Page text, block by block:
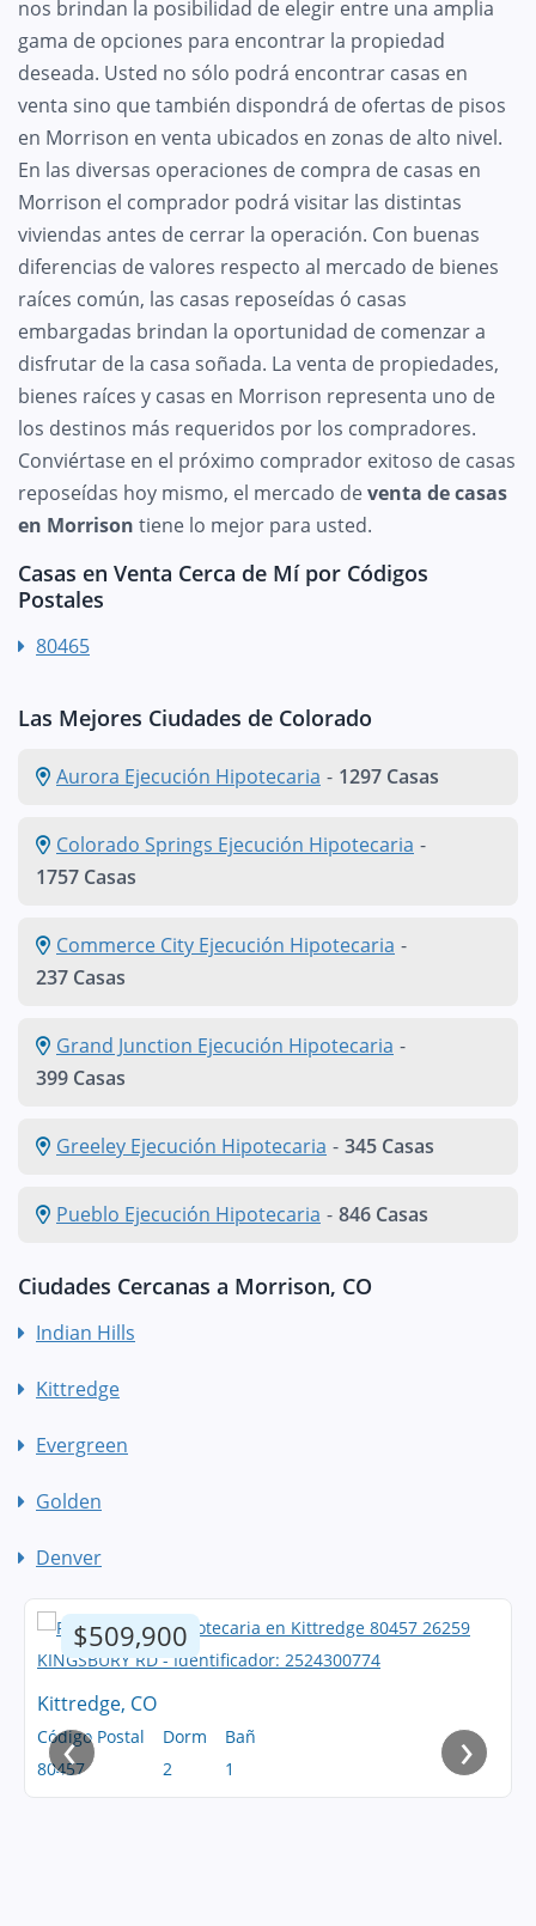
nos brindan la posibilidad de elegir entre una amplia
gama de opciones para encontrar la propiedad
deseada. Usted no sólo podrá encontrar casas en
venta sino que también dispondrá de ofertas de pisos
en Morrison en venta ubicados en zonas de alto nivel.
En las diversas operaciones de compra de casas en
Morrison el comprador podrá visitar las distintas
viviendas antes de cerrar la operación. Con buenas
diferencias de valores respecto al mercado de bienes
raíces común, las casas reposeídas ó casas
embargadas brindan la oportunidad de comenzar a
disfrutar de la casa soñada. La venta de propiedades,
bienes raíces y casas en Morrison representa uno de
los destinos más requeridos por los compradores.
Conviértase en el próximo comprador exitoso de casas
reposeídas hoy mismo, el mercado deventa de casas
en Morrison tiene lo mejor para usted.
Casas en Venta Cerca de Mí por Códigos
Postales
80465
Las Mejores Ciudades de Colorado
Aurora Ejecución Hipotecaria - 1297 Casas
Colorado Springs Ejecución Hipotecaria -
1757 Casas
Commerce City Ejecución Hipotecaria -
237 Casas
Grand Junction Ejecución Hipotecaria -
399 Casas
Greeley Ejecución Hipotecaria - 345 Casas
Pueblo Ejecución Hipotecaria - 846 Casas
Ciudades Cercanas a Morrison, CO
Indian Hills
Kittredge
Evergreen
Golden
Denver
$509,900
Kittredge, CO
Código Postal
80457
Dorm
2
Bañ
1
‹ ›